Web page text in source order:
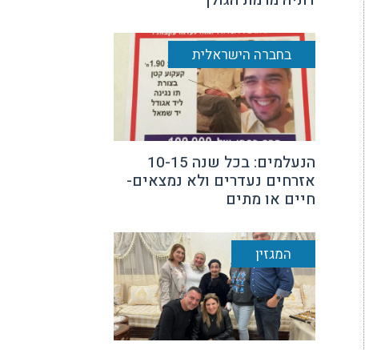
בחברה הישראלית
הנעלמים: בכל שנה 10-15
אזרחים נעדרים ולא נמצאים-
חיים או מתים
המגזין